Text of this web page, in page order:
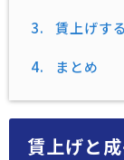
3. 賃上げす
4. まとめ
賃上げと